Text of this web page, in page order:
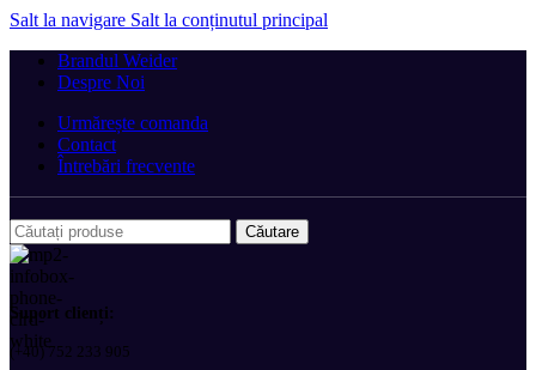
Salt la navigare Salt la conținutul principal
Brandul Weider
Despre Noi
Urmărește comanda
Contact
Întrebări frecvente
Căutare
Suport clienți:
(+40) 752 233 905